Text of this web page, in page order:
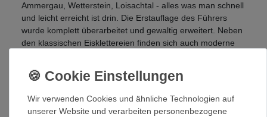
Ammergau, Wetterstein, Loisachtal - alles was man schnell
und leicht erreicht ist drin. Die Erstauflage des Führers
wurde komplett überarbeitet und gewaltig erweitert. Neben
den klassischen Eisklettereien finden sich auch moderne
Routen durch hohe Wände.
Der Führer wurde von einem Kollektiv von Gebietskennern
Wir verwenden Cookies und ähnliche Technologien auf
unserer Website und verarbeiten personenbezogene